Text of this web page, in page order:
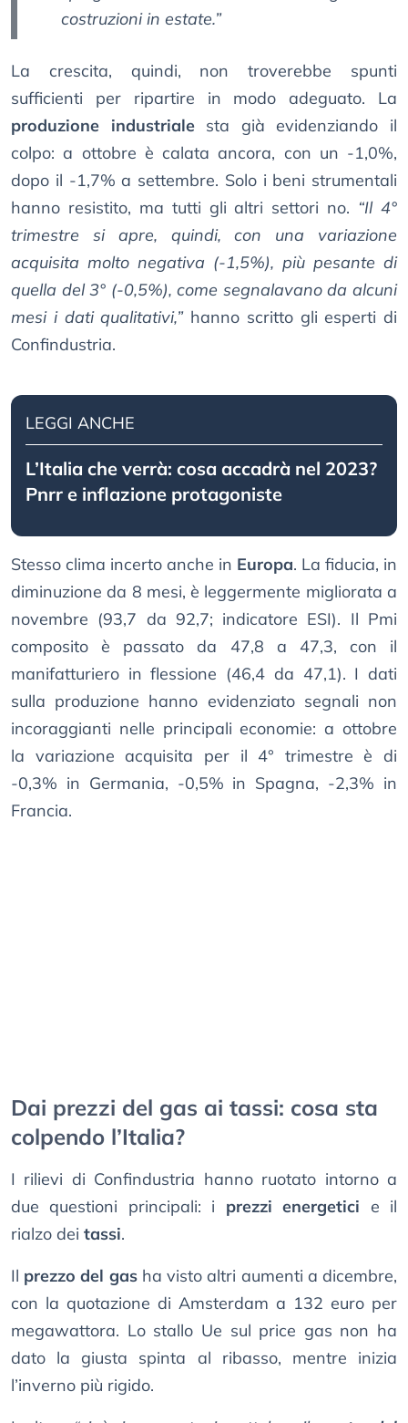
costruzioni in estate.”
La crescita, quindi, non troverebbe spunti
sufficienti per ripartire in modo adeguato. La
produzione industrialesta già evidenziando il
colpo: a ottobre è calata ancora, con un -1,0%,
dopo il -1,7% a settembre. Solo i beni strumentali
hanno resistito, ma tutti gli altri settori no. “Il 4°
trimestre si apre, quindi, con una variazione
acquisita molto negativa (-1,5%), più pesante di
quella del 3° (-0,5%), come segnalavano da alcuni
mesi i dati qualitativi,”hanno scritto gli esperti di
Confindustria.
LEGGI ANCHE
L’Italia che verrà: cosa accadrà nel 2023?
Pnrr e inflazione protagoniste
Stesso clima incerto anche in Europa. La fiducia, in
diminuzione da 8 mesi, è leggermente migliorata a
novembre (93,7 da 92,7; indicatore ESI). Il Pmi
composito è passato da 47,8 a 47,3, con il
manifatturiero in flessione (46,4 da 47,1). I dati
sulla produzione hanno evidenziato segnali non
incoraggianti nelle principali economie: a ottobre
la variazione acquisita per il 4° trimestre è di
-0,3% in Germania, -0,5% in Spagna, -2,3% in
Francia.
Dai prezzi del gas ai tassi: cosa sta
colpendo l’Italia?
I rilievi di Confindustria hanno ruotato intorno a
due questioni principali: i prezzi energetici e il
rialzo dei tassi.
Il prezzo del gasha visto altri aumenti a dicembre,
con la quotazione di Amsterdam a 132 euro per
megawattora. Lo stallo Ue sul price gas non ha
dato la giusta spinta al ribasso, mentre inizia
l’inverno più rigido.